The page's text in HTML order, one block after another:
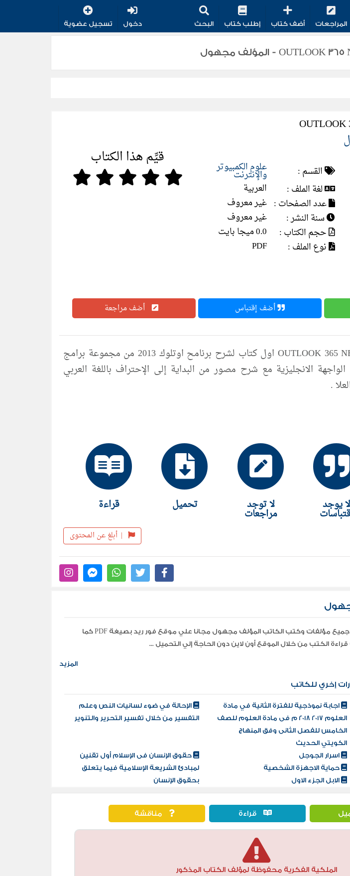
المراجعات أضف كتاب إطلب كتاب البحث دخول تسجيل عضوية
القسم : علوم الكمبيوتر
والإنترنت
لغة الملف :
العربية
عدد الصفحات : غير معروف
سنة النشر :
غير معروف
حجم الكتاب :
0.0 ميجا بايت
نوع الملف :
PDF
قيِّم هذا الكتاب
أضف إقتباس أضف مراجعة
تحميل كتاب OUTLOOK 365 NEW 2013 pdf اول كتاب لشرح برنامح اوتلوك 2013 من مجموعة برامج
مايكروسوفت أوفس 2013 الواجهة الانجليزية مع شرح مصور من البداية إلى الإحتراف باللغة العربي
.
لا يوجد لا توجد
مراجعات
تحميل قراءة
| أبلغ عن المحتوى
تحميل جميع مؤلفات وكتب الكاتب المؤلف مجهول مجانا علي موقع فور ريد بصيغة PDF كما
الكتب من خلال الموقع أون لاين دون الحاجة إلي التحميل ...
المزيد
إخري للكاتب
الإحالة في ضوء لسانيات النص وعلم
التفسير من خلال تفسير التحرير والتنوير
اجابة نموذجية للفترة الثانية في مادة
العلوم 2017 2018 م فى مادة العلوم للصف
الخامس للفصل الثانى وفق المنهاج
الكويتي الحديث
حقوق الإنسان فى الإسلام أول تقنين
لمبادئ الشريعة الإسلامية فيما يتعلق
بحقوق الإنسان
اسرار الجوجل
حماية الاجهزة الشخصية
الابل الجزء الاول
قراءة مناقشة
الملكية الفكرية محفوظة لمؤلف الكتاب المذكور